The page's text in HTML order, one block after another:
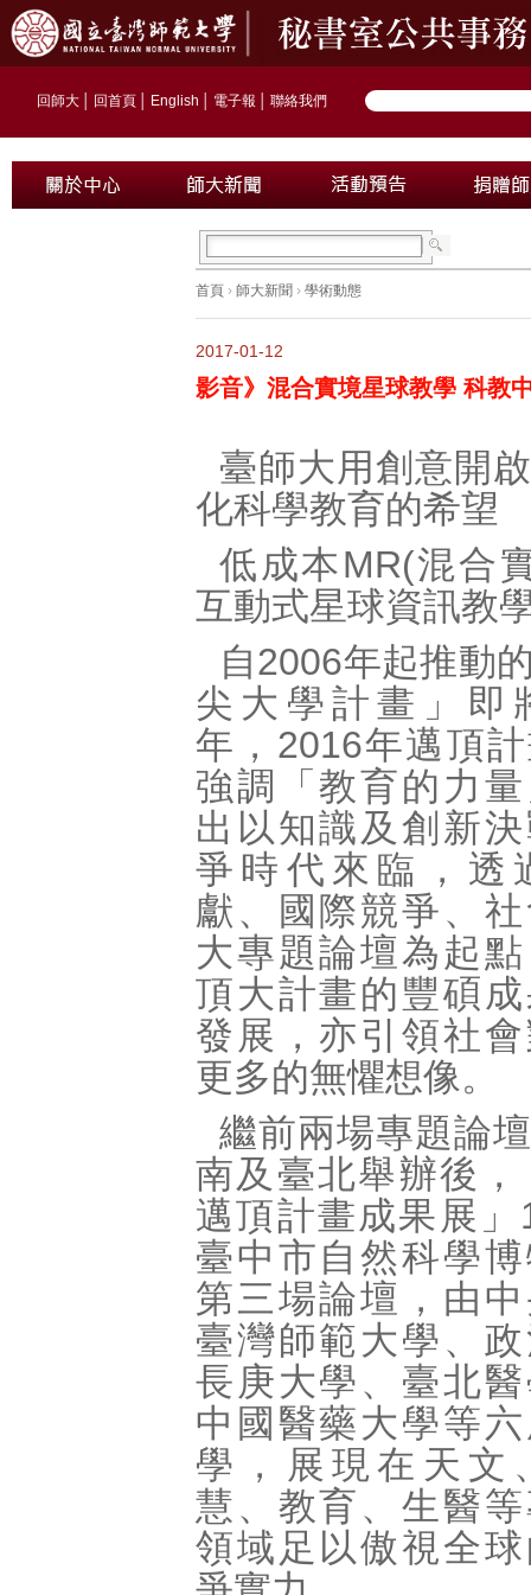
回師大 回首頁 English 電子報 聯絡我們
首頁 › 師大新聞 › 學術動態
2017-01-12
影音》混合實境星球教學 科教
臺師大用創意開
化科學教育的希望
低成本MR(混合
互動式星球資訊教
自2006年起推動
尖大學計畫」即
年，2016年邁頂
強調「教育的力
出以知識及創新
爭時代來臨，透
獻、國際競爭、
大專題論壇為起
頂大計畫的豐碩
發展，亦引領社
更多的無懼想像。
繼前兩場專題論
南及臺北舉辦後，
邁頂計畫成果展
臺中市自然科學
第三場論壇，由
臺灣師範大學、
長庚大學、臺北
中國醫藥大學等
學，展現在天文
慧、教育、生醫
領域足以傲視全